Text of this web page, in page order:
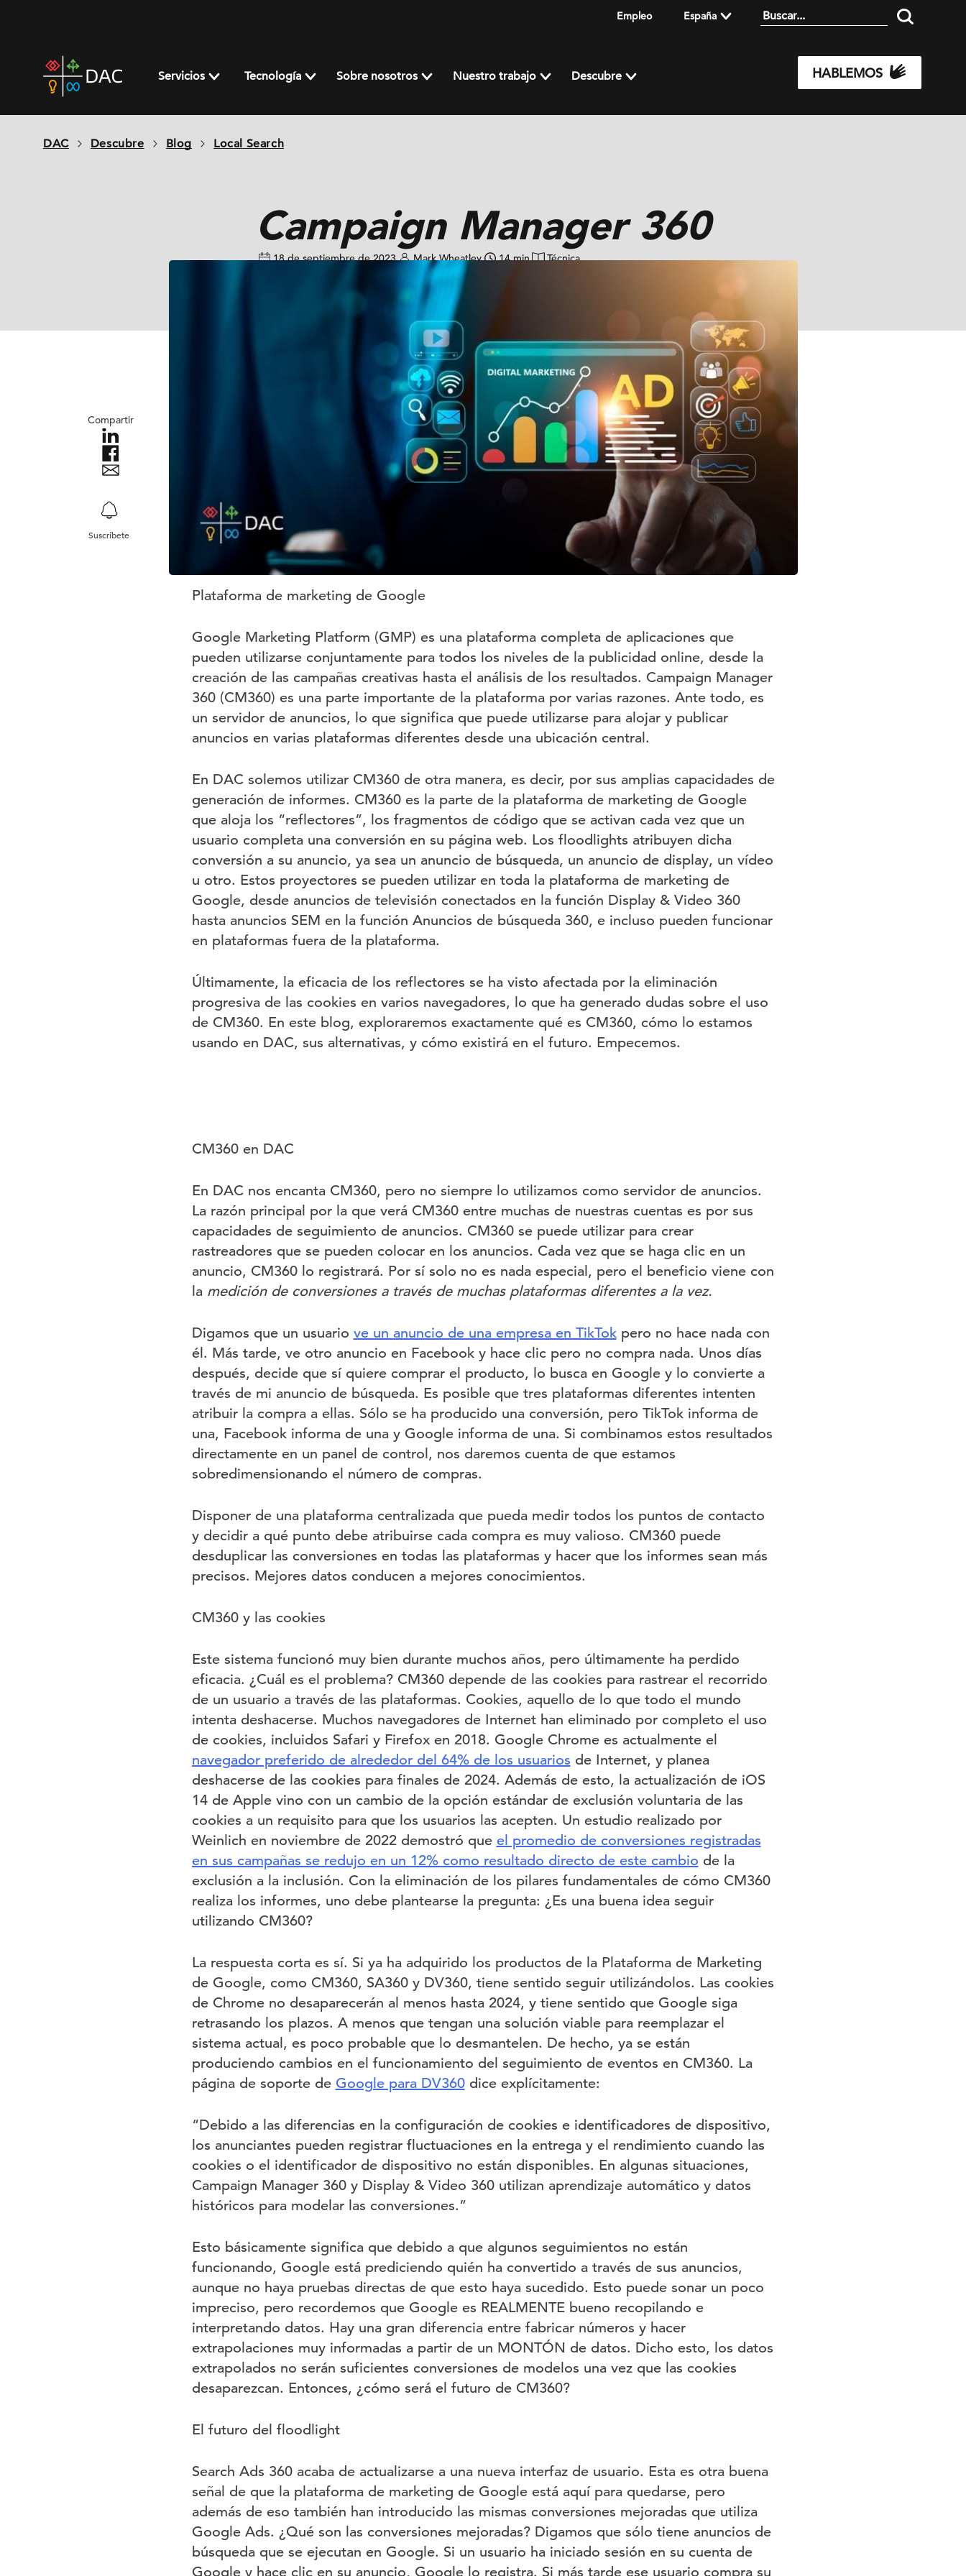
Empleo España
home
page
Servicios Tecnología Sobre nosotros Nuestro trabajo Descubre HABLEMOS
DAC Descubre Blog Local Search
Campaign Manager 360
18 de septiembre de 2023 Mark Wheatley 14 min Técnica
Compartir
Suscríbete
Plataforma de marketing de Google
Google Marketing Platform (GMP) es una plataforma completa de aplicaciones que
pueden utilizarse conjuntamente para todos los niveles de la publicidad online, desde la
creación de las campañas creativas hasta el análisis de los resultados. Campaign Manager
360 (CM360) es una parte importante de la plataforma por varias razones. Ante todo, es
un servidor de anuncios, lo que significa que puede utilizarse para alojar y publicar
anuncios en varias plataformas diferentes desde una ubicación central.
En DAC solemos utilizar CM360 de otra manera, es decir, por sus amplias capacidades de
generación de informes. CM360 es la parte de la plataforma de marketing de Google
que aloja los “reflectores”, los fragmentos de código que se activan cada vez que un
usuario completa una conversión en su página web. Los floodlights atribuyen dicha
conversión a su anuncio, ya sea un anuncio de búsqueda, un anuncio de display, un vídeo
u otro. Estos proyectores se pueden utilizar en toda la plataforma de marketing de
Google, desde anuncios de televisión conectados en la función Display & Video 360
hasta anuncios SEM en la función Anuncios de búsqueda 360, e incluso pueden funcionar
en plataformas fuera de la plataforma.
Últimamente, la eficacia de los reflectores se ha visto afectada por la eliminación
progresiva de las cookies en varios navegadores, lo que ha generado dudas sobre el uso
de CM360. En este blog, exploraremos exactamente qué es CM360, cómo lo estamos
usando en DAC, sus alternativas, y cómo existirá en el futuro. Empecemos.
CM360 en DAC
En DAC nos encanta CM360, pero no siempre lo utilizamos como servidor de anuncios.
La razón principal por la que verá CM360 entre muchas de nuestras cuentas es por sus
capacidades de seguimiento de anuncios. CM360 se puede utilizar para crear
rastreadores que se pueden colocar en los anuncios. Cada vez que se haga clic en un
anuncio, CM360 lo registrará. Por sí solo no es nada especial, pero el beneficio viene con
la medición de conversiones a través de muchas plataformas diferentes a la vez.
Digamos que un usuario ve un anuncio de una empresa en TikTokpero no hace nada con
él. Más tarde, ve otro anuncio en Facebook y hace clic pero no compra nada. Unos días
después, decide que sí quiere comprar el producto, lo busca en Google y lo convierte a
través de mi anuncio de búsqueda. Es posible que tres plataformas diferentes intenten
atribuir la compra a ellas. Sólo se ha producido una conversión, pero TikTok informa de
una, Facebook informa de una y Google informa de una. Si combinamos estos resultados
directamente en un panel de control, nos daremos cuenta de que estamos
sobredimensionando el número de compras.
Disponer de una plataforma centralizada que pueda medir todos los puntos de contacto
y decidir a qué punto debe atribuirse cada compra es muy valioso. CM360 puede
desduplicar las conversiones en todas las plataformas y hacer que los informes sean más
precisos. Mejores datos conducen a mejores conocimientos.
CM360 y las cookies
Este sistema funcionó muy bien durante muchos años, pero últimamente ha perdido
eficacia. ¿Cuál es el problema? CM360 depende de las cookies para rastrear el recorrido
de un usuario a través de las plataformas. Cookies, aquello de lo que todo el mundo
intenta deshacerse. Muchos navegadores de Internet han eliminado por completo el uso
de cookies, incluidos Safari y Firefox en 2018. Google Chrome es actualmente el
navegador preferido de alrededor del 64% de los usuarios de Internet, y planea
deshacerse de las cookies para finales de 2024. Además de esto, la actualización de iOS
14 de Apple vino con un cambio de la opción estándar de exclusión voluntaria de las
cookies a un requisito para que los usuarios las acepten. Un estudio realizado por
Weinlich en noviembre de 2022 demostró que el promedio de conversiones registradas
en sus campañas se redujo en un 12% como resultado directo de este cambio de la
exclusión a la inclusión. Con la eliminación de los pilares fundamentales de cómo CM360
realiza los informes, uno debe plantearse la pregunta: ¿Es una buena idea seguir
utilizando CM360?
La respuesta corta es sí. Si ya ha adquirido los productos de la Plataforma de Marketing
de Google, como CM360, SA360 y DV360, tiene sentido seguir utilizándolos. Las cookies
de Chrome no desaparecerán al menos hasta 2024, y tiene sentido que Google siga
retrasando los plazos. A menos que tengan una solución viable para reemplazar el
sistema actual, es poco probable que lo desmantelen. De hecho, ya se están
produciendo cambios en el funcionamiento del seguimiento de eventos en CM360. La
página de soporte de Google para DV360dice explícitamente:
“Debido a las diferencias en la configuración de cookies e identificadores de dispositivo,
los anunciantes pueden registrar fluctuaciones en la entrega y el rendimiento cuando las
cookies o el identificador de dispositivo no están disponibles. En algunas situaciones,
Campaign Manager 360 y Display & Video 360 utilizan aprendizaje automático y datos
históricos para modelar las conversiones.”
Esto básicamente significa que debido a que algunos seguimientos no están
funcionando, Google está prediciendo quién ha convertido a través de sus anuncios,
aunque no haya pruebas directas de que esto haya sucedido. Esto puede sonar un poco
impreciso, pero recordemos que Google es REALMENTE bueno recopilando e
interpretando datos. Hay una gran diferencia entre fabricar números y hacer
extrapolaciones muy informadas a partir de un MONTÓN de datos. Dicho esto, los datos
extrapolados no serán suficientes conversiones de modelos una vez que las cookies
desaparezcan. Entonces, ¿cómo será el futuro de CM360?
El futuro del floodlight
Search Ads 360 acaba de actualizarse a una nueva interfaz de usuario. Esta es otra buena
señal de que la plataforma de marketing de Google está aquí para quedarse, pero
además de eso también han introducido las mismas conversiones mejoradas que utiliza
Google Ads. ¿Qué son las conversiones mejoradas? Digamos que sólo tiene anuncios de
búsqueda que se ejecutan en Google. Si un usuario ha iniciado sesión en su cuenta de
Google y hace clic en su anuncio, Google lo registra. Si más tarde ese usuario compra su